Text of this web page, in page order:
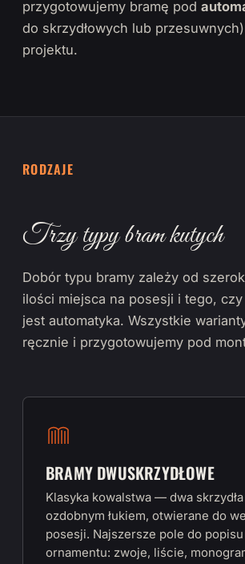
przygotowujemy bramę pod
do skrzydłowych lub
projektu.
RODZAJE
Trzy typy bram kutych
Dobór typu bramy zależy od
ilości miejsca na posesji i tego,
jest automatyka. Wszystkie
ręcznie i przygotowujemy pod
BRAMY DWUSKRZYDŁOWE
Klasyka kowalstwa — dwa
ozdobnym łukiem, otwierane do
posesji. Najszersze pole do
ornamentu: zwoje, liście,